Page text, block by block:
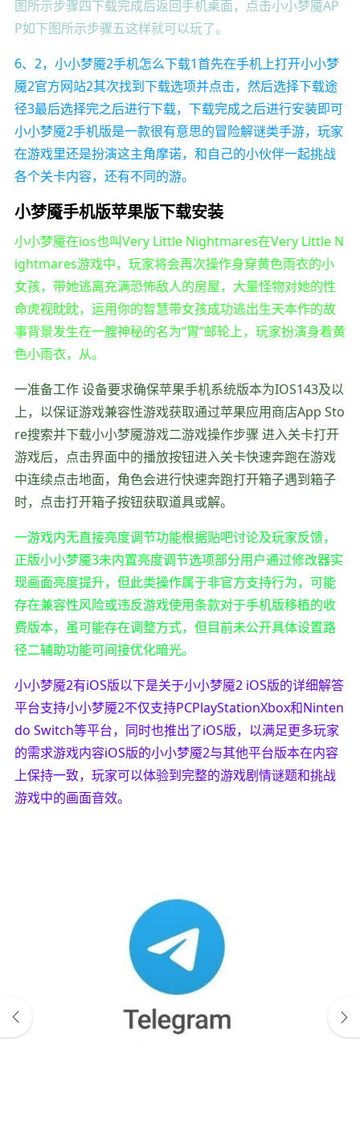
图所示步骤四下载完成后返回手机桌面，点击小小梦魇AP
P如下图所示步骤五这样就可以玩了。
6、2，小小梦魇2手机怎么下载1首先在手机上打开小小梦
魇2官方网站2其次找到下载选项并点击，然后选择下载途
径3最后选择完之后进行下载，下载完成之后进行安装即可
小小梦魇2手机版是一款很有意思的冒险解谜类手游，玩家
在游戏里还是扮演这主角摩诺，和自己的小伙伴一起挑战
各个关卡内容，还有不同的游。
小梦魇手机版苹果版下载安装
小小梦魇在ios也叫Very Little Nightmares在Very Little N
ightmares游戏中，玩家将会再次操作身穿黄色雨衣的小
女孩，带她逃离充满恐怖敌人的房屋，大量怪物对她的性
命虎视眈眈，运用你的智慧带女孩成功逃出生天本作的故
事背景发生在一艘神秘的名为“胃”邮轮上，玩家扮演身着黄
色小雨衣，从。
一准备工作 设备要求确保苹果手机系统版本为IOS143及以
上，以保证游戏兼容性游戏获取通过苹果应用商店App Sto
re搜索并下载小小梦魇游戏二游戏操作步骤 进入关卡打开
游戏后，点击界面中的播放按钮进入关卡快速奔跑在游戏
中连续点击地面，角色会进行快速奔跑打开箱子遇到箱子
时，点击打开箱子按钮获取道具或解。
一游戏内无直接亮度调节功能根据贴吧讨论及玩家反馈，
正版小小梦魇3未内置亮度调节选项部分用户通过修改器实
现画面亮度提升，但此类操作属于非官方支持行为，可能
存在兼容性风险或违反游戏使用条款对于手机版移植的收
费版本，虽可能存在调整方式，但目前未公开具体设置路
径二辅助功能可间接优化暗光。
小小梦魇2有iOS版以下是关于小小梦魇2 iOS版的详细解答
平台支持小小梦魇2不仅支持PCPlayStationXbox和Ninten
do Switch等平台，同时也推出了iOS版，以满足更多玩家
的需求游戏内容iOS版的小小梦魇2与其他平台版本在内容
上保持一致，玩家可以体验到完整的游戏剧情谜题和挑战
游戏中的画面音效。